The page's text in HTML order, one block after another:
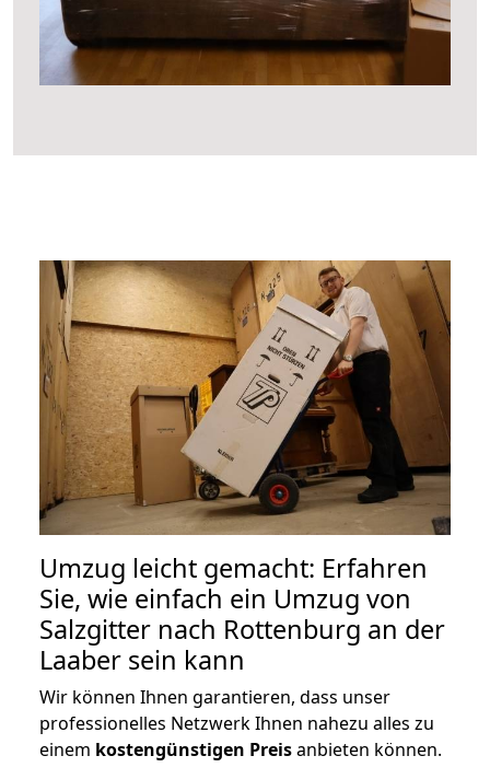
Umzug leicht gemacht: Erfahren
Sie, wie einfach ein Umzug von
Salzgitter nach Rottenburg an der
Laaber sein kann
Wir können Ihnen garantieren, dass unser
professionelles Netzwerk Ihnen nahezu alles zu
einem kostengünstigen Preisanbieten können.